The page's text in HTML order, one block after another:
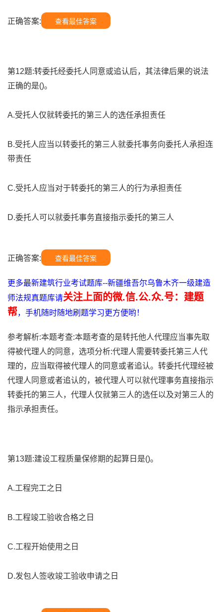
正确答案: 查看最佳答案
第12题:转委托经委托人同意或追认后，其法律后果的说法
正确的是()。
A.受托人仅就转委托的第三人的选任承担责任
B.受托人应当以转委托的第三人就委托事务向委托人承担连
带责任
C.受托人应当对于转委托的第三人的行为承担责任
D.委托人可以就委托事务直接指示委托的第三人
正确答案: 查看最佳答案
更多最新建筑行业考试题库--新疆维吾尔乌鲁木齐一级建造
师法规真题库请关注上面的微.信.公.众.号：建题
帮，手机随时随地刷题学习更方便哟！
参考解析:本题考查:本题考查的是转托他人代理应当事先取
得被代理人的同意，选项分析:代理人需要转委托第三人代
理的，应当取得被代理人的同意或者追认。转委托代理经被
代理人同意或者追认的，被代理人可以就代理事务直接指示
转委托的第三人，代理人仅就第三人的选任以及对第三人的
指示承担责任。
第13题:建设工程质量保修期的起算日是()。
A.工程完工之日
B.工程竣工验收合格之日
C.工程开始使用之日
D.发包人签收竣工验收申请之日